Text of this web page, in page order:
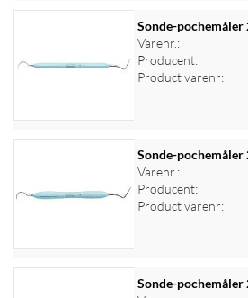
Sonde-pochemåler
Varenr.:
Producent:
Product varenr:
Sonde-pochemåler
Varenr.:
Producent:
Product varenr:
Sonde-pochemåler